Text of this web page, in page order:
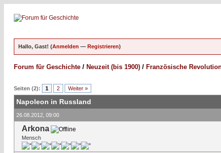
Hallo, Gast! (Anmelden — Registrieren)
Forum für Geschichte / Neuzeit (bis 1900) / Französische
Seiten (2): 1 2 Weiter »
Napoleon in Russland
26.08.2012, 09:00
Arkona
Mensch